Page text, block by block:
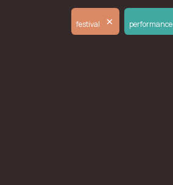
festival × performance